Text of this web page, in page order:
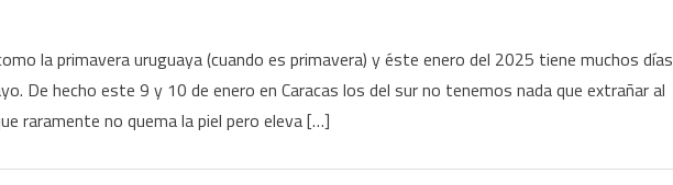
la primavera uruguaya (cuando es primavera) y éste enero del 2025 tiene muchos días
De hecho este 9 y 10 de enero en Caracas los del sur no tenemos nada que extrañar al
raramente no quema la piel pero eleva […]